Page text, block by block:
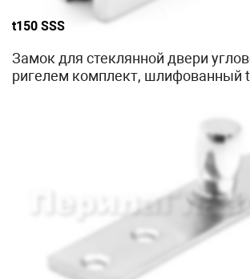
t150 SSS
Замок для стеклянной двери
ригелем комплект, шлифованный